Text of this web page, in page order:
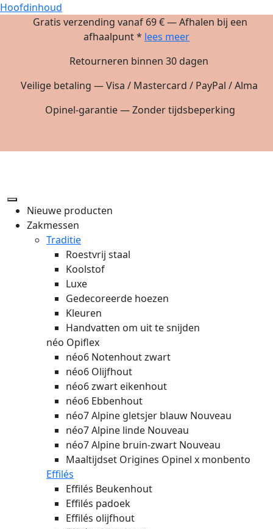
Hoofdinhoud
Gratis verzending vanaf 69 € — Afhalen bij een
afhaalpunt * lees meer
Retourneren binnen 30 dagen
Veilige betaling — Visa / Mastercard / PayPal / Alma
Opinel-garantie — Zonder tijdsbeperking
Nieuwe producten
Zakmessen
Traditie
Roestvrij staal
Koolstof
Luxe
Gedecoreerde hoezen
Kleuren
Handvatten om uit te snijden
néo Opiflex
néo6 Notenhout zwart
néo6 Olijfhout
néo6 zwart eikenhout
néo6 Ebbenhout
néo7 Alpine gletsjer blauw Nouveau
néo7 Alpine linde Nouveau
néo7 Alpine bruin-zwart Nouveau
Maaltijdset Origines Opinel x monbento
Effilés
Effilés Beukenhout
Effilés padoek
Effilés olijfhout